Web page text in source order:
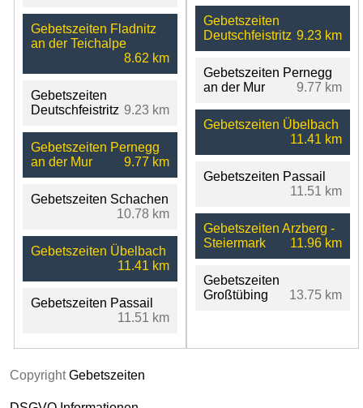
Gebetszeiten Fladnitz
an der Teichalpe
8.62 km
Gebetszeiten
Deutschfeistritz 9.23 km
Gebetszeiten Pernegg
an der Mur
9.77 km
Gebetszeiten Schachen
10.78 km
Gebetszeiten Übelbach
11.41 km
Gebetszeiten Passail
11.51 km
Gebetszeiten
Deutschfeistritz 9.23 km
Gebetszeiten Pernegg
an der Mur
9.77 km
Gebetszeiten Übelbach
11.41 km
Gebetszeiten Passail
11.51 km
Gebetszeiten Arzberg -
Steiermark
11.96 km
Gebetszeiten
Großtübing
13.75 km
CopyrightGebetszeiten